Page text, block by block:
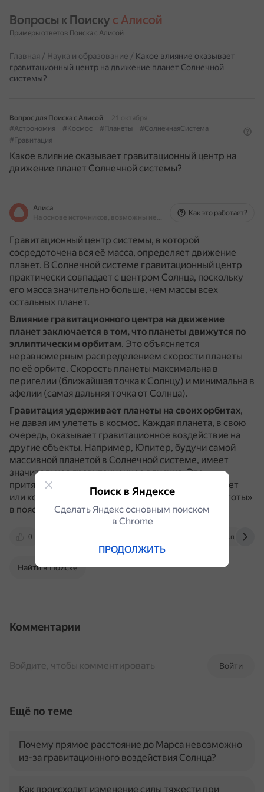
Вопросы к Поиску с Алисой
Примеры ответов Поиска с Алисой
Главная / Наука и образование / Какое влияние оказывает
гравитационный центр на движение планет Солнечной
системы?
Вопрос для Поиска с Алисой
21 октября
#Астрономия
#Космос #Планеты
#СолнечнаяСистема
#Гравитация
Какое влияние оказывает гравитационный центр на
движение планет Солнечной системы?
Алиса
На основе источников, возможны неточности
Как это работает?
Гравитационный центр системы, в которой
сосредоточена вся её масса, определяет движение
планет. В Солнечной системе гравитационный центр
практически совпадает с центром Солнца, поскольку
его масса значительно больше, чем массы всех
остальных планет.
Влияние гравитационного центра на движение
планет заключается в том, что планеты движутся по
эллиптическим орбитам. Это объясняется
неравномерным распределением скорости планеты
по её орбите. Скорость планеты максимальна в
перигелии (ближайшая точка к Солнцу) и минимальна в
афелии (самая дальняя точка от Солнца).
Гравитация удерживает планеты на своих орбитах,
не давая им улететь в космос. Каждая планета, в свою
очередь, оказывает гравитационное воздействие на
другие объекты. Например, Юпитер, будучи самой
массивной планетой в Солнечной системе, имеет
значительное гравитационное влияние.Это
притяжение может менять орбиты меньших планет
или комет, а также создавать определённые «пустоты»
в поясе астероидов.
0 yandex.ru
Найти в Поиске
Комментарии
Войти
Войдите, чтобы комментировать
Ещё по теме
Почему прямое расстояние до Марса невозможно
из-за гравитационного воздействия Солнца?
Как происходит изменение силы тяжести при
Поиск в Яндексе
Сделать Яндекс основным поиском
в Сhrome
ПРОДОЛЖИТЬ